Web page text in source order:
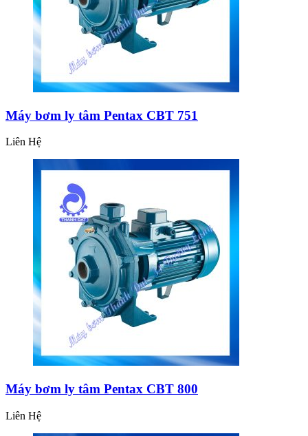
Máy bơm ly tâm Pentax CBT 751
Liên Hệ
Máy bơm ly tâm Pentax CBT 800
Liên Hệ